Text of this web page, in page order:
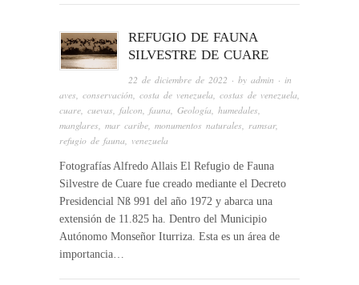
REFUGIO DE FAUNA
SILVESTRE DE CUARE
22 de diciembre de 2022 · byadmin · in
aves, conservación, costa de venezuela, costas de venezuela,
cuare, cuevas, falcon, fauna, Geología, humedales,
manglares, mar caribe, monumentos naturales, ramsar,
refugio de fauna, venezuela
Fotografías Alfredo Allais El Refugio de Fauna
Silvestre de Cuare fue creado mediante el Decreto
Presidencial Nß 991 del año 1972 y abarca una
extensión de 11.825 ha. Dentro del Municipio
Autónomo Monseñor Iturriza. Esta es un área de
importancia…